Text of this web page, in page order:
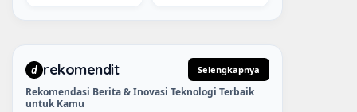
d rekomendit Selengkapnya
Rekomendasi Berita & Inovasi Teknologi Terbaik
untuk Kamu